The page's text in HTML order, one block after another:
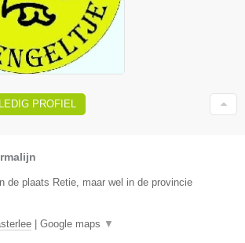
PROFIEL
de plaats Retie, maar wel in de provincie
Google maps ▼